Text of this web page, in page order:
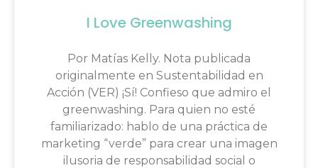
I Love Greenwashing
Por Matías Kelly. Nota publicada
originalmente en Sustentabilidad en
Acción (VER) ¡Sí! Confieso que admiro el
greenwashing. Para quien no esté
familiarizado: hablo de una práctica de
marketing “verde” para crear una imagen
ilusoria de responsabilidad social o